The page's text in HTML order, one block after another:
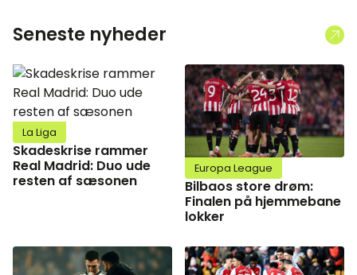
Seneste nyheder
La Liga
Skadeskrise rammer
Real Madrid: Duo ude
resten af sæsonen
Europa League
Bilbaos store drøm:
Finalen på hjemmebane
lokker